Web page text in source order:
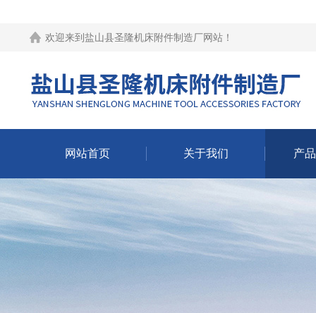
欢迎来到 盐山县圣隆机床附件制造厂网站 ！
网站首页 关于我们 产